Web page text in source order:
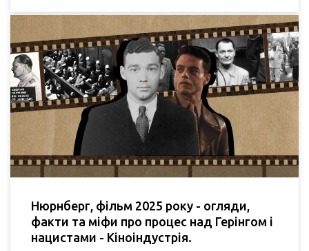
Нюрнберг, фільм 2025 року - огляди,
факти та міфи про процес над Герінгом і
нацистами - Кіноіндустрія.